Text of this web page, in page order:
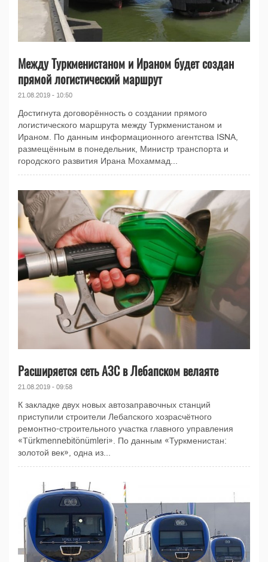
Между Туркменистаном и Ираном будет создан
прямой логистический маршрут
21.08.2019 - 10:50
Достигнута договорённость о создании прямого
логистического маршрута между Туркменистаном и
Ираном. По данным информационного агентства ISNA,
размещённым в понедельник, Министр транспорта и
городского развития Ирана Мохаммад...
Расширяется сеть АЗС в Лебапском велаяте
21.08.2019 - 09:58
К закладке двух новых автозаправочных станций
приступили строители Лебапского хозрасчётного
ремонтно-строительного участка главного управления
«Türkmennebitönümleri». По данным «Туркменистан:
золотой век», одна из...